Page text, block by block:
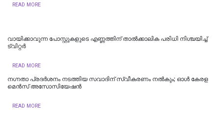
READ MORE
വാ​യി​ക്കാ​വു​ന്ന പോ​സ്റ്റു​ക​ളു​ടെ എ​ണ്ണ​ത്തി​ന് താ​ൽ​ക്കാ​ലി​ക പ​രി​ധി നി​ശ്ച​യി​ച്ച്
ട്വിറ്റർ
READ MORE
നഗ്നതാ പ്രദര്‍ശനം നടത്തിയ സവാദിന് സ്വീകരണം നല്‍കും; ഓൾ കേരള
മെൻസ് അസോസിയേഷൻ
READ MORE